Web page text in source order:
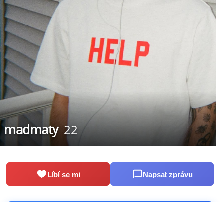
madmaty 22
Líbí se mi Napsat zprávu